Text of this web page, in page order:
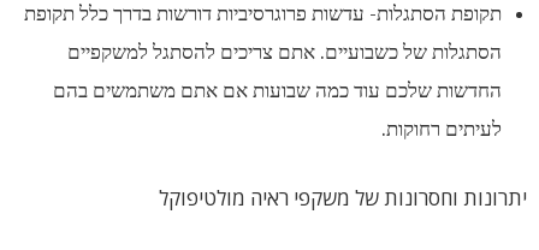
תקופת הסתגלות- עדשות פרוגרסיביות דורשות בדרך כלל תקופת
הסתגלות של כשבועיים. אתם צריכים להסתגל למשקפיים
החדשות שלכם עוד כמה שבועות אם אתם משתמשים בהם
לעיתים רחוקות.
יתרונות וחסרונות של משקפי ראיה מולטיפוקל